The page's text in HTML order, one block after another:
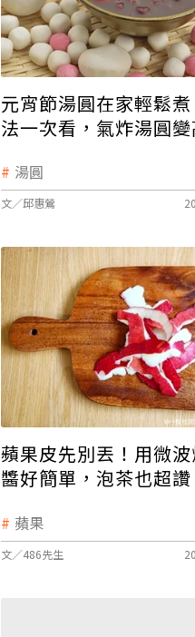
元宵節湯圓在家輕鬆
法一次看，氣炸湯圓
湯圓
文／邱惠鶯
蘋果皮先別丟！用微
醬好簡單，泡茶也超讚
蘋果
文／486先生